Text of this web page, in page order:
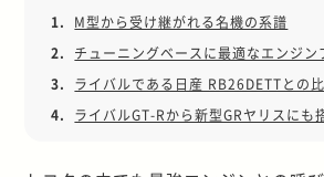
1.
M型から受け継がれる名機の系譜
2.
チューニングベースに最適なエンジン
3.
ライバルである日産 RB26DETTとの
4.
ライバルGT-Rから新型GRヤリスにも